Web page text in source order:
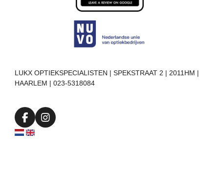
LUKX OPTIEKSPECIALISTEN | SPEKSTRAAT 2 | 2011HM |
HAARLEM | 023-5318084
F
a
I